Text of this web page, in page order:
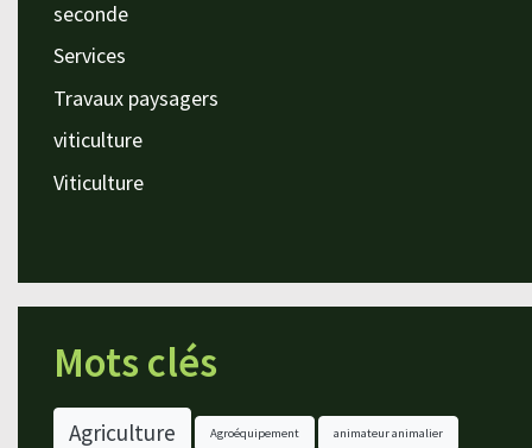
seconde
Services
Travaux paysagers
viticulture
Viticulture
Mots clés
Agriculture Agroéquipement animateur animalier